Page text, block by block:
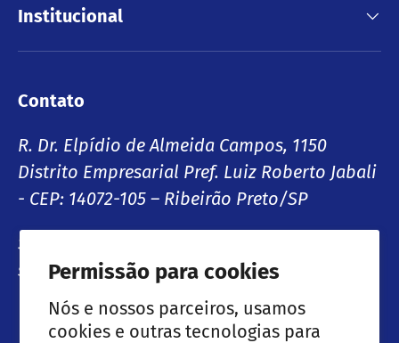
Permissão para cookies
Nós e nossos parceiros, usamos
cookies e outras tecnologias para
Institucional
Contato
R. Dr. Elpídio de Almeida Campos, 1150
Distrito Empresarial Pref. Luiz Roberto Jabali
- CEP: 14072-105 – Ribeirão Preto/SP
SAC: 0800 727 3737
sac@sibrape.com